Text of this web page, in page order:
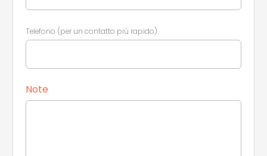
Telefono (per un contatto più rapido)
Note